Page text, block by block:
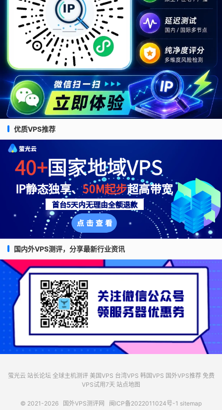
优质VPS推荐
国内外VPS测评，分享最新行业资讯
萤光云 站长论坛 全球主机测评 美国VPS 台湾VPS 韩国VPS 国外VPS推荐 免费
VPS试用7天 站点地图
© 2021-2026 国外VPS测评网 闽ICP备2022011024号-1 sitemap